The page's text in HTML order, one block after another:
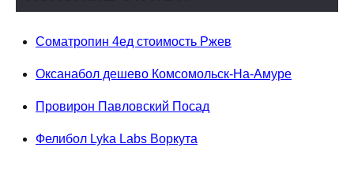
Cоматропин 4ед стоимость Ржев
Оксанабол дешево Комсомольск-На-Амуре
Провирон Павловский Посад
Фелибол Lyka Labs Воркута